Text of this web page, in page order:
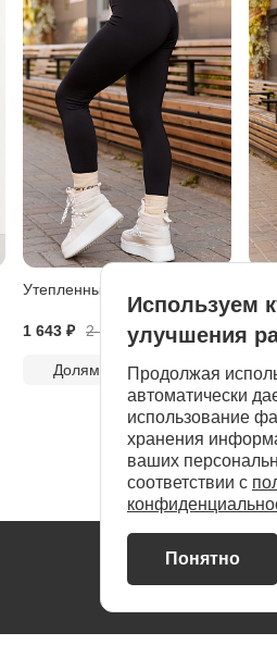
Используем
улучшения
Продолжая
автоматически
использование
хранения
ваших
соответствии с
Понятно
Утепленные леггинсы "Flex"
1 643 ₽ 2 190₽
Долями по 411 ₽
5